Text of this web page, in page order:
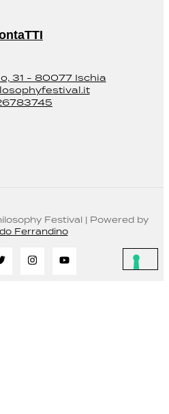
31 - 80077 Ischia
Festival | Powered by
Ferrandino